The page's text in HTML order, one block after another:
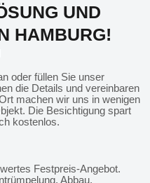
UND
HAMBURG!
oder füllen Sie unser
die Details und vereinbaren
machen wir uns in wenigen
Die Besichtigung spart
kostenlos.
Festpreis-Angebot.
Abbau,